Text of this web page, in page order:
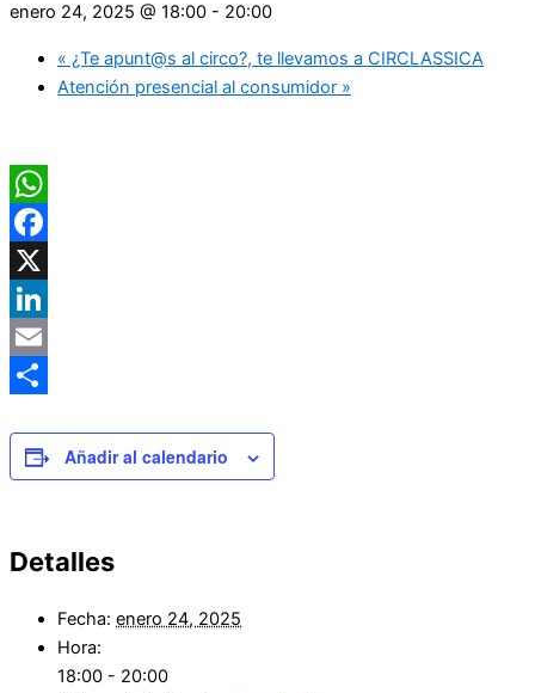
enero 24, 2025 @ 18:00 - 20:00
« ¿Te apunt@s al circo?, te llevamos a CIRCLASSICA
Atención presencial al consumidor »
WhatsApp
Facebook
X
LinkedIn
Email
Añadir al calendario
Detalles
Fecha: enero 24, 2025
Hora:
18:00 - 20:00